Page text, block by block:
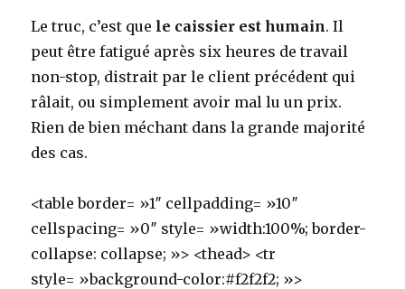
Le truc, c’est que le caissier est humain. Il
peut être fatigué après six heures de travail
non-stop, distrait par le client précédent qui
râlait, ou simplement avoir mal lu un prix.
Rien de bien méchant dans la grande majorité
des cas.
<table border= »1″ cellpadding= »10″
cellspacing= »0″ style= »width:100%; border-
collapse: collapse; »> <thead> <tr
style= »background-color:#f2f2f2; »>